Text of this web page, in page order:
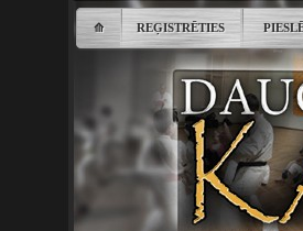
⟰ REĢISTRĒTIES